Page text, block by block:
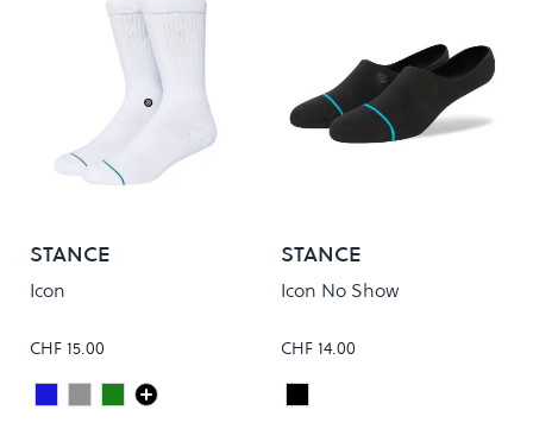
STANCE
Icon
CHF 15.00
Colour
Dark Royal
Grey Heather
Pine
STANCE
Icon No Show
CHF 14.00
Colour
Black